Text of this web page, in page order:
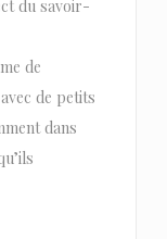
du savoir-
de
de petits
dans